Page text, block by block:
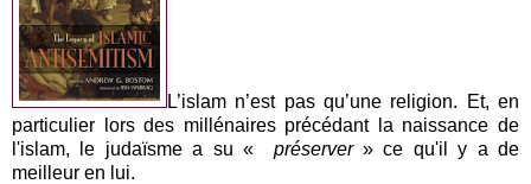
L’islam n’est pas qu’une religion. Et, en
particulier lors des millénaires précédant la naissance de
l'islam, le judaïsme a su « préserver» ce qu'il y a de
meilleur en lui.